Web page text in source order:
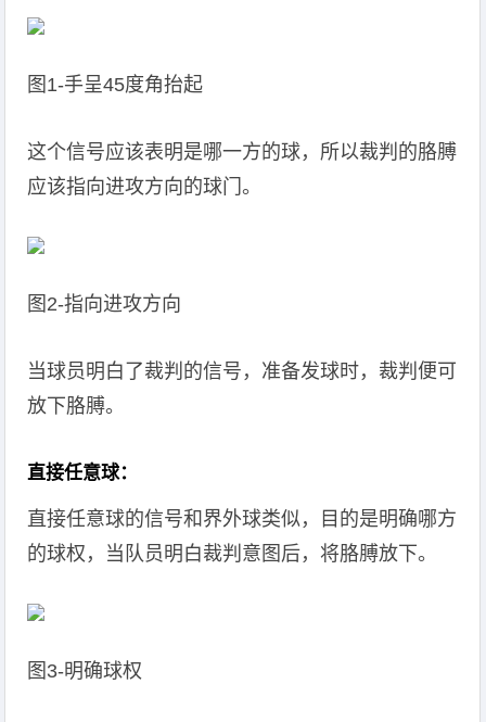
图1-手呈45度角抬起
这个信号应该表明是哪一方的球，所以裁判的胳膊
应该指向进攻方向的球门。
图2-指向进攻方向
当球员明白了裁判的信号，准备发球时，裁判便可
放下胳膊。
直接任意球：
直接任意球的信号和界外球类似，目的是明确哪方
的球权，当队员明白裁判意图后，将胳膊放下。
图3-明确球权